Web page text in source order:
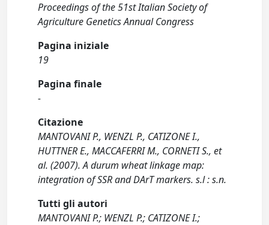
Proceedings of the 51st Italian Society of
Agriculture Genetics Annual Congress
Pagina iniziale
19
Pagina finale
-
Citazione
MANTOVANI P., WENZL P., CATIZONE I.,
HUTTNER E., MACCAFERRI M., CORNETI S., et
al. (2007). A durum wheat linkage map:
integration of SSR and DArT markers. s.l : s.n.
Tutti gli autori
MANTOVANI P.; WENZL P.; CATIZONE I.;